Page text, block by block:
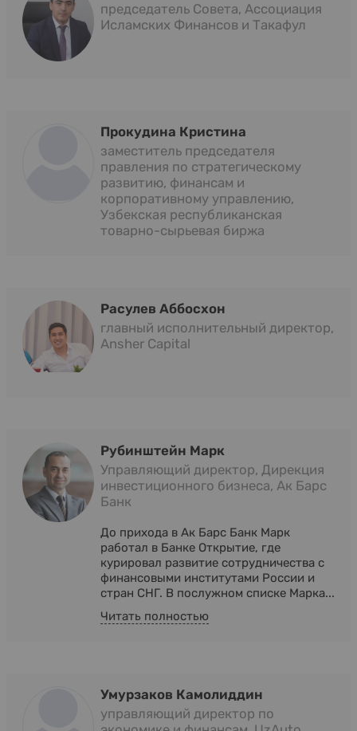
председатель Совета, Ассоциация
Исламских Финансов и Такафул
Прокудина Кристина
заместитель председателя
правления по стратегическому
развитию, финансам и
корпоративному управлению,
Узбекская республиканская
товарно-сырьевая биржа
Расулев Аббосхон
главный исполнительный директор,
Ansher Capital
Рубинштейн Марк
Управляющий директор, Дирекция
инвестиционного бизнеса, Ак Барс
Банк
До прихода в Ак Барс Банк Марк
работал в Банке Открытие, где
курировал развитие сотрудничества с
финансовыми институтами России и
стран СНГ. В послужном списке Марка...
Читать полностью
Умурзаков Камолиддин
управляющий директор по